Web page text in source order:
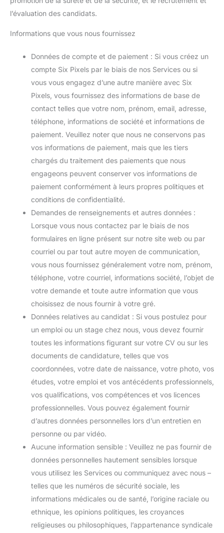
l’évaluation des candidats.
Informations que vous nous fournissez
Données de compte et de paiement : Si vous créez un
compte Six Pixels par le biais de nos Services ou si
vous vous engagez d’une autre manière avec Six
Pixels, vous fournissez des informations de base de
contact telles que votre nom, prénom, email, adresse,
téléphone, informations de société et informations de
paiement. Veuillez noter que nous ne conservons pas
vos informations de paiement, mais que les tiers
chargés du traitement des paiements que nous
engageons peuvent conserver vos informations de
paiement conformément à leurs propres politiques et
conditions de confidentialité.
Demandes de renseignements et autres données :
Lorsque vous nous contactez par le biais de nos
formulaires en ligne présent sur notre site web ou par
courriel ou par tout autre moyen de communication,
vous nous fournissez généralement votre nom, prénom,
téléphone, votre courriel, informations société, l’objet de
votre demande et toute autre information que vous
choisissez de nous fournir à votre gré.
Données relatives au candidat : Si vous postulez pour
un emploi ou un stage chez nous, vous devez fournir
toutes les informations figurant sur votre CV ou sur les
documents de candidature, telles que vos
coordonnées, votre date de naissance, votre photo, vos
études, votre emploi et vos antécédents professionnels,
vos qualifications, vos compétences et vos licences
professionnelles. Vous pouvez également fournir
d’autres données personnelles lors d’un entretien en
personne ou par vidéo.
Aucune information sensible : Veuillez ne pas fournir de
données personnelles hautement sensibles lorsque
vous utilisez les Services ou communiquez avec nous –
telles que les numéros de sécurité sociale, les
informations médicales ou de santé, l’origine raciale ou
ethnique, les opinions politiques, les croyances
religieuses ou philosophiques, l’appartenance syndicale